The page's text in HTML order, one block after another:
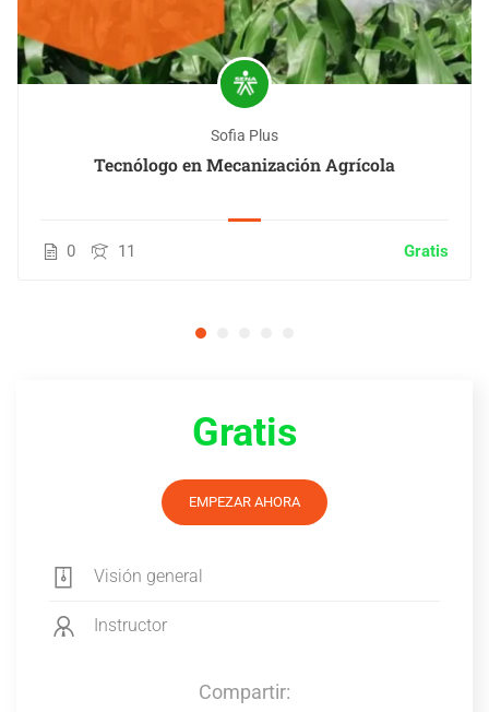
Sofia Plus
Tecnólogo en Mecanización Agrícola
0 11 Gratis
Gratis
EMPEZAR AHORA
Visión general
Instructor
Compartir: